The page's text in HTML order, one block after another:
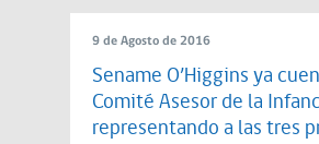
9 de Agosto de 2016
Sename O’Higgins ya
Comité Asesor de la
representando a las tres